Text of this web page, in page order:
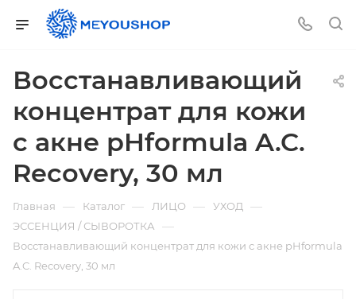
Восстанавливающий
концентрат для кожи
с акне pHformula A.C.
Recovery, 30 мл
Главная — Каталог — ЛИЦО — УХОД —
ЭССЕНЦИЯ / СЫВОРОТКА —
Восстанавливающий концентрат для кожи с акне pHformula
A.C. Recovery, 30 мл